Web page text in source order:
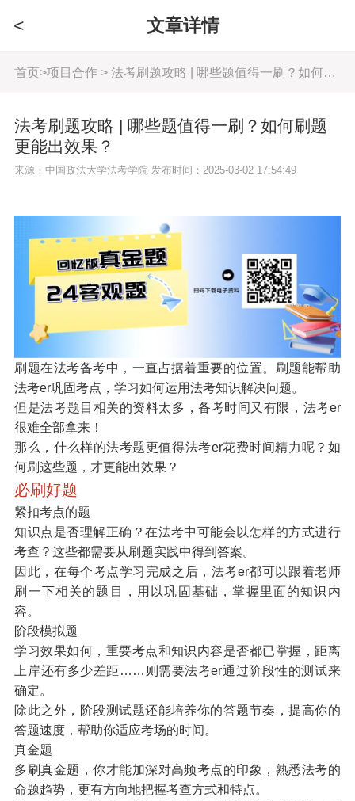
< 文章详情
首页>项目合作 > 法考刷题攻略 | 哪些题值得一刷？如何刷题更能出效果？
法考刷题攻略 | 哪些题值得一刷？如何刷题
更能出效果？
来源：中国政法大学法考学院 发布时间：2025-03-02 17:54:49
刷题在法考备考中，一直占据着重要的位置。刷题能帮助
法考er巩固考点，学习如何运用法考知识解决问题。
但是法考题目相关的资料太多，备考时间又有限，法考er
很难全部拿来！
那么，什么样的法考题更值得法考er花费时间精力呢？如
何刷这些题，才更能出效果？
必刷好题
紧扣考点的题
知识点是否理解正确？在法考中可能会以怎样的方式进行
考查？这些都需要从刷题实践中得到答案。
因此，在每个考点学习完成之后， 法考er都可以跟着老师
刷一下相关的题目，用以巩固基础，掌握里面的知识内
容。
阶段模拟题
学习效果如何，重要考点和知识内容是否都已掌握，距离
上岸还有多少差距……则需要法考er通过阶段性的测试来
确定。
除此之外，阶段测试题还能培养你的答题节奏，提高你的
答题速度，帮助你适应考场的时间。
真金题
多刷真金题，你才能加深对高频考点的印象，熟悉法考的
命题趋势，更有方向地把握考查方式和特点。